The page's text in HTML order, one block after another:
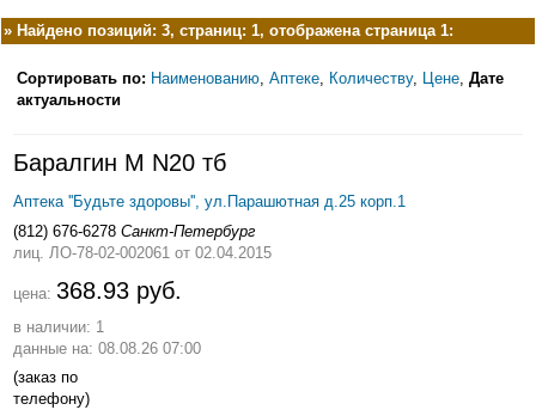
» Найдено позиций: 3, страниц: 1, отображена страница 1:
Сортировать по: Наименованию Аптеке Количеству, Цене Дате
актуальности
Баралгин М N20 тб
Аптека ''Будьте здоровы'', ул.Парашютная д.25 корп.1
(812) 676-6278 Санкт-Петербург
лиц. ЛО-78-02-002061 от 02.04.2015
цена: 368.93 руб.
в наличии: 1
данные на: 08.08.26 07:00
(заказ по
телефону)